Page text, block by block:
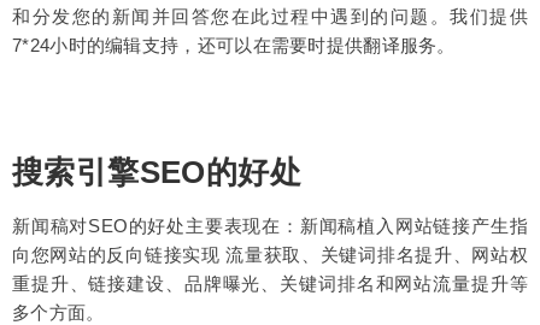
和分发您的新闻并回答您在此过程中遇到的问题。我们提供
7*24小时的编辑支持，还可以在需要时提供翻译服务。
搜索引擎SEO的好处
新闻稿对SEO的好处主要表现在：新闻稿植入网站链接产生指
向您网站的反向链接实现 流量获取、关键词排名提升、网站权
重提升、链接建设、品牌曝光、关键词排名和网站流量提升等
多个方面。